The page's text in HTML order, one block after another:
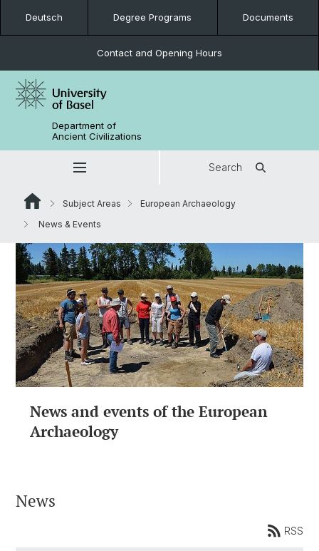
Deutsch Degree Programs Documents
Contact and Opening Hours
Department of
Ancient Civilizations
Search
Subject Areas
European Archaeology
News & Events
News and events of the European
Archaeology
News
RSS